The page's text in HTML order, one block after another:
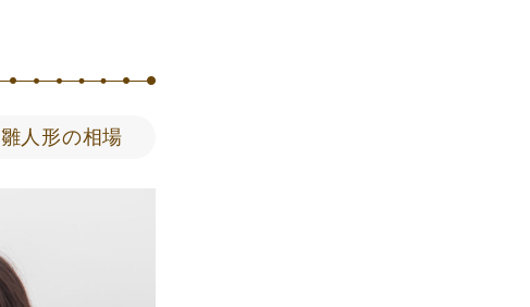
雛人形の相場